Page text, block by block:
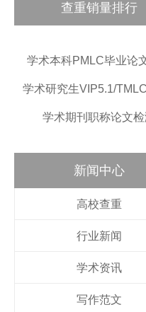
查重销量排行
学术本科PMLC毕业论
学术研究生VIP5.1/
学术期刊职称论文检
新闻中心
高校查重
行业新闻
学术资讯
写作范文